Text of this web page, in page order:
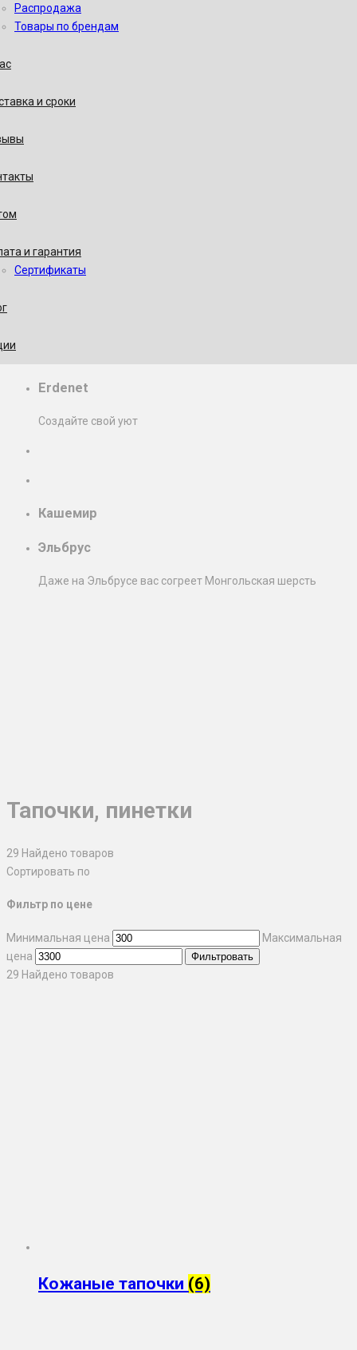
Распродажа
Товары по брендам
и сроки
и гарантия
Сертификаты
Erdenet
Создайте свой уют
Кашемир
Эльбрус
Даже на Эльбрусе вас согреет Монгольская шерсть
Тапочки, пинетки
29 Найдено товаров
Сортировать по
Фильтр по цене
Минимальная цена
Максимальная
цена
Фильтровать
29 Найдено товаров
Кожаные тапочки (6)